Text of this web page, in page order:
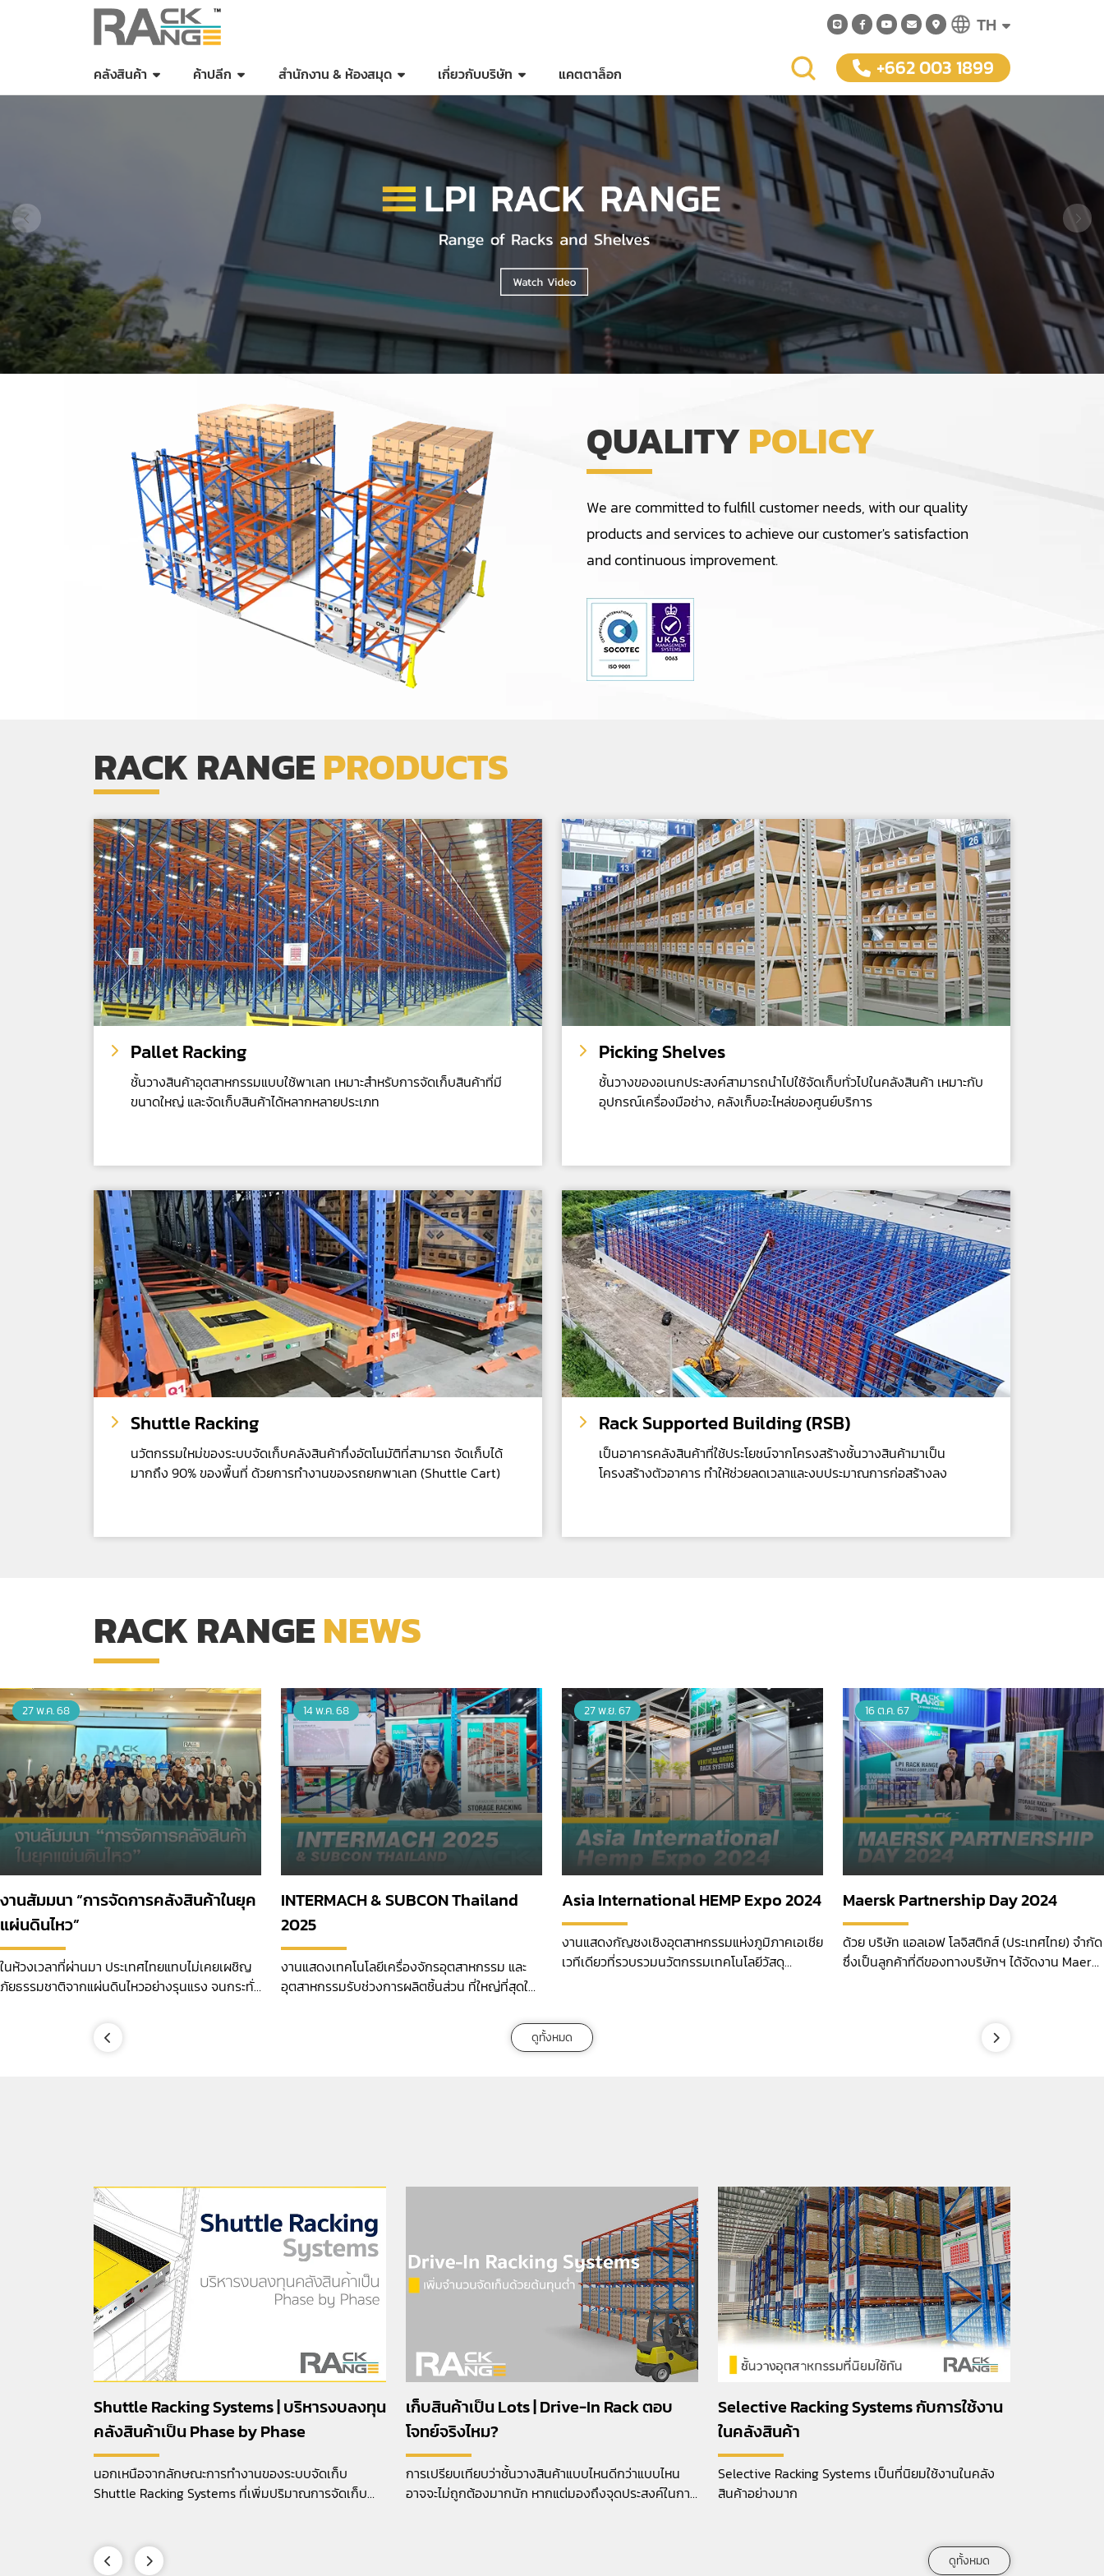
TH
คลังสินค้า ค้าปลีก สำนักงาน & ห้องสมุด เกี่ยวกับบริษัท แคตตาล็อก +662 003 1899
QUALITYPOLICY
We are committed to fulfill customer needs, with our quality
products and services to achieve our customer's satisfaction
and continuous improvement.
RACK RANGEPRODUCTS
Pallet Racking
ชั้นวางสินค้าอุตสาหกรรมแบบใช้พาเลท เหมาะสำหรับการจัดเก็บสินค้าที่มี
ขนาดใหญ่ และจัดเก็บสินค้าได้หลากหลายประเภท
Picking Shelves
ชั้นวางของอเนกประสงค์สามารถนำไปใช้จัดเก็บทั่วไปในคลังสินค้า เหมาะกับ
อุปกรณ์เครื่องมือช่าง, คลังเก็บอะไหล่ของศูนย์บริการ
Shuttle Racking
นวัตกรรมใหม่ของระบบจัดเก็บคลังสินค้ากึ่งอัตโนมัติที่สามารถ จัดเก็บได้
มากถึง 90% ของพื้นที่ ด้วยการทำงานของรถยกพาเลท (Shuttle Cart)
Rack Supported Building (RSB)
เป็นอาคารคลังสินค้าที่ใช้ประโยชน์จากโครงสร้างชั้นวางสินค้ามาเป็น
โครงสร้างตัวอาคาร ทำให้ช่วยลดเวลาและงบประมาณการก่อสร้างลง
RACK RANGENEWS
27 พ.ค. 68
งานสัมมนา “การจัดการคลังสินค้าในยุค
แผ่นดินไหว”
ในห้วงเวลาที่ผ่านมา ประเทศไทยแทบไม่เคยเผชิญ
ภัยธรรมชาติจากแผ่นดินไหวอย่างรุนแรง จนกระทั่ง
14 พ.ค. 68
INTERMACH & SUBCON Thailand
2025
งานแสดงเทคโนโลยีเครื่องจักรอุตสาหกรรม และ
อุตสาหกรรมรับช่วงการผลิตชิ้นส่วน ที่ใหญ่ที่สุดใน
27 พ.ย. 67
Asia International HEMP Expo 2024
งานแสดงกัญชงเชิงอุตสาหกรรมแห่งภูมิภาคเอเชีย
เวทีเดียวที่รวบรวมนวัตกรรมเทคโนโลยีวัสดุ
16 ต.ค. 67
Maersk Partnership Day 2024
ด้วย บริษัท แอลเอฟ โลจิสติกส์ (ประเทศไทย) จำกัด
ซึ่งเป็นลูกค้าที่ดีของทางบริษัทฯ ได้จัดงาน Maersk
ดูทั้งหมด
Shuttle Racking Systems | บริหารงบลงทุน
คลังสินค้าเป็น Phase by Phase
นอกเหนือจากลักษณะการทำงานของระบบจัดเก็บ
Shuttle Racking Systems ที่เพิ่มปริมาณการจัดเก็บ
เก็บแบบ Shuttle Racking Systems คือ “การบริหารงบ
ลงทุนของชั้นวางจัดเก็บแบบ Phase by Phase”
เก็บสินค้าเป็น Lots | Drive-In Rack ตอบ
โจทย์จริงไหม?
การเปรียบเทียบว่าชั้นวางสินค้าแบบไหนดีกว่าแบบไหน
อาจจะไม่ถูกต้องมากนัก หากแต่มองถึงจุดประสงค์ในการ
Selective Racking Systems กับการใช้งาน
ในคลังสินค้า
Selective Racking Systems เป็นที่นิยมใช้งานในคลัง
สินค้าอย่างมาก
ดูทั้งหมด